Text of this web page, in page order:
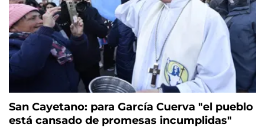
San Cayetano: para García Cuerva "el pueblo
está cansado de promesas incumplidas"